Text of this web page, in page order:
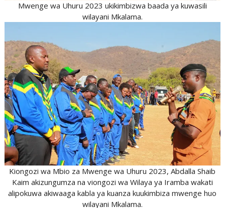
Mwenge wa Uhuru 2023 ukikimbizwa baada ya kuwasili
wilayani Mkalama.
Kiongozi wa Mbio za Mwenge wa Uhuru 2023, Abdalla Shaib
Kaim akizungumza na viongozi wa Wilaya ya Iramba wakati
alipokuwa akiwaaga kabla ya kuanza kuukimbiza mwenge huo
wilayani Mkalama.